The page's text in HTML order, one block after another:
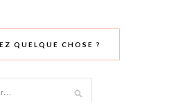
QUELQUE CHOSE ?